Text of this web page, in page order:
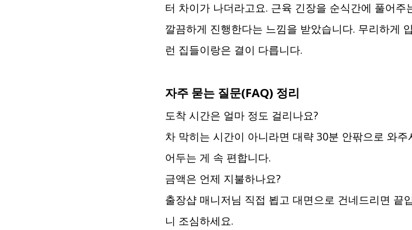
터 차이가 나더라고요. 근육 긴장을 순식간에 풀어
깔끔하게 진행한다는 느낌을 받았습니다. 무리하게
런 집들이랑은 결이 다릅니다.
자주 묻는 질문(FAQ) 정리
도착 시간은 얼마 정도 걸리나요?
차 막히는 시간이 아니라면 대략 30분 안팎으로 와
어두는 게 속 편합니다.
금액은 언제 지불하나요?
출장샵 매니저님 직접 뵙고 대면으로 건네드리면 끝
니 조심하세요.